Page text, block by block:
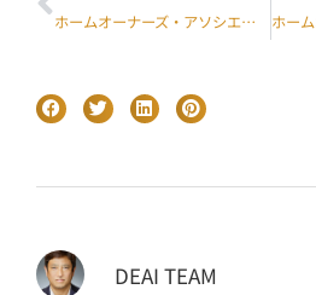
ホームオーナーズ・アソシエーション(HOA)とは【前編】
DEAI TEAM